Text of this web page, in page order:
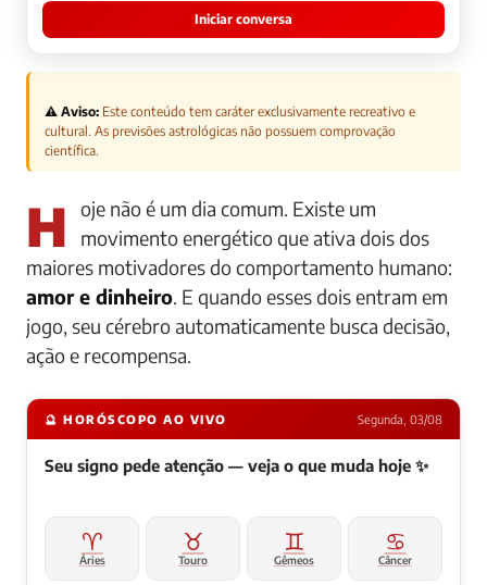
Iniciar conversa
⚠️ Aviso: Este conteúdo tem caráter exclusivamente recreativo e
cultural. As previsões astrológicas não possuem comprovação
científica.
Hoje não é um dia comum. Existe um
movimento energético que ativa dois dos
maiores motivadores do comportamento humano:
amor e dinheiro. E quando esses dois entram em
jogo, seu cérebro automaticamente busca decisão,
ação e recompensa.
🔮 HORÓSCOPO AO VIVO Segunda, 03/08
Seu signo pede atenção — veja o que muda hoje ✨
♈
Áries
♉
Touro
♊
Gêmeos
♋
Câncer